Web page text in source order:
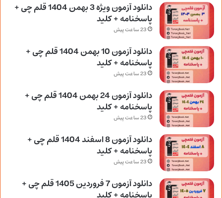
دانلود آزمون ویژه 3 بهمن 1404 قلم چی +
پاسخنامه + کلید
23 ساعت پیش
دانلود آزمون 10 بهمن 1404 قلم چی +
پاسخنامه + کلید
23 ساعت پیش
دانلود آزمون 24 بهمن 1404 قلم چی +
پاسخنامه + کلید
23 ساعت پیش
دانلود آزمون 8 اسفند 1404 قلم چی +
پاسخنامه + کلید
23 ساعت پیش
دانلود آزمون 7 فروردین 1405 قلم چی +
پاسخنامه + کلید